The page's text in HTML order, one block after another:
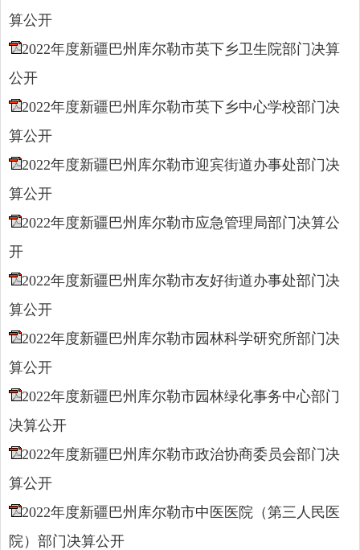
算公开
2022年度新疆巴州库尔勒市英下乡卫生院部门决算
公开
2022年度新疆巴州库尔勒市英下乡中心学校部门决
算公开
2022年度新疆巴州库尔勒市迎宾街道办事处部门决
算公开
2022年度新疆巴州库尔勒市应急管理局部门决算公
开
2022年度新疆巴州库尔勒市友好街道办事处部门决
算公开
2022年度新疆巴州库尔勒市园林科学研究所部门决
算公开
2022年度新疆巴州库尔勒市园林绿化事务中心部门
决算公开
2022年度新疆巴州库尔勒市政治协商委员会部门决
算公开
2022年度新疆巴州库尔勒市中医医院（第三人民医
院）部门决算公开